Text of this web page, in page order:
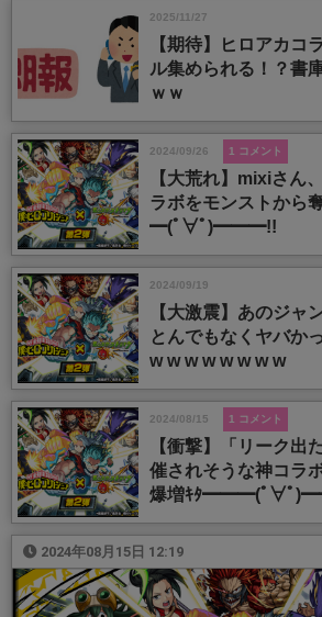
2025/11/27
【期待】ヒロアカコ
ル集められる！？書
ｗｗ
2024/09/26 1 コメント
【大荒れ】mixiさん
ラボをモンストから
━(ﾟ∀ﾟ)━━━!!
2024/09/19
【大激震】あのジャ
とんでもなくヤバか
w w w w w w w w
2024/08/15 1 コメント
【衝撃】「リーク出
催されそうな神コラ
爆増ｷﾀ━━━(ﾟ∀ﾟ
2024年08月15日 12:19